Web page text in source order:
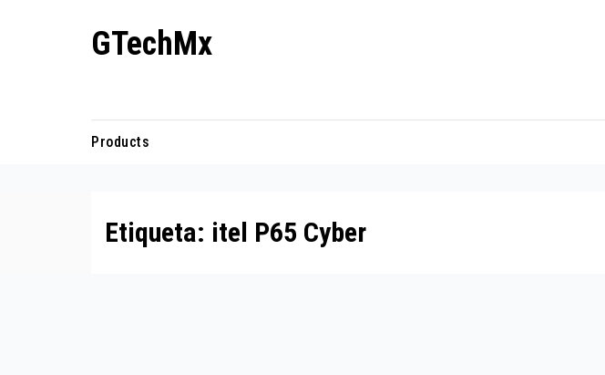
GTechMx
Products
Etiqueta: itel P65 Cyber